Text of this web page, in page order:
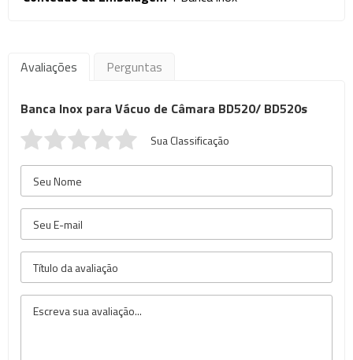
Avaliações Perguntas
Banca Inox para Vácuo de Câmara BD520/ BD520s
Sua Classificação